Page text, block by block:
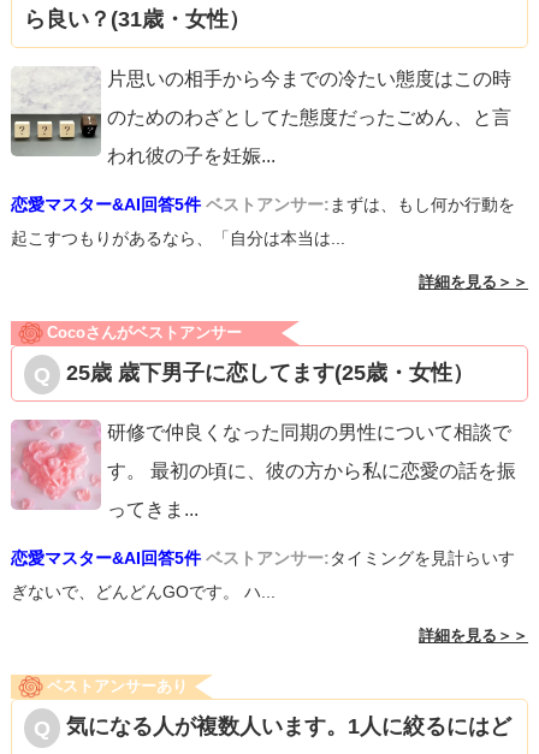
ら良い？(31歳・女性）
片思いの相手から今までの冷たい態度はこの時
のためのわざとしてた態度だったごめん、と言
われ彼の子を妊娠...
恋愛マスター&AI回答5件 ベストアンサー: まずは、もし何か行動を
起こすつもりがあるなら、「自分は本当は...
詳細を見る＞＞
Cocoさんがベストアンサー
25歳 歳下男子に恋してます(25歳・女性）
研修で仲良くなった同期の男性について相談で
す。 最初の頃に、彼の方から私に恋愛の話を振
ってきま ...
恋愛マスター&AI回答5件 ベストアンサー:タイミングを見計らいす
ぎないで、どんどんGOです。 ハ...
詳細を見る＞＞
ベストアンサーあり
気になる人が複数人います。1人に絞るにはど